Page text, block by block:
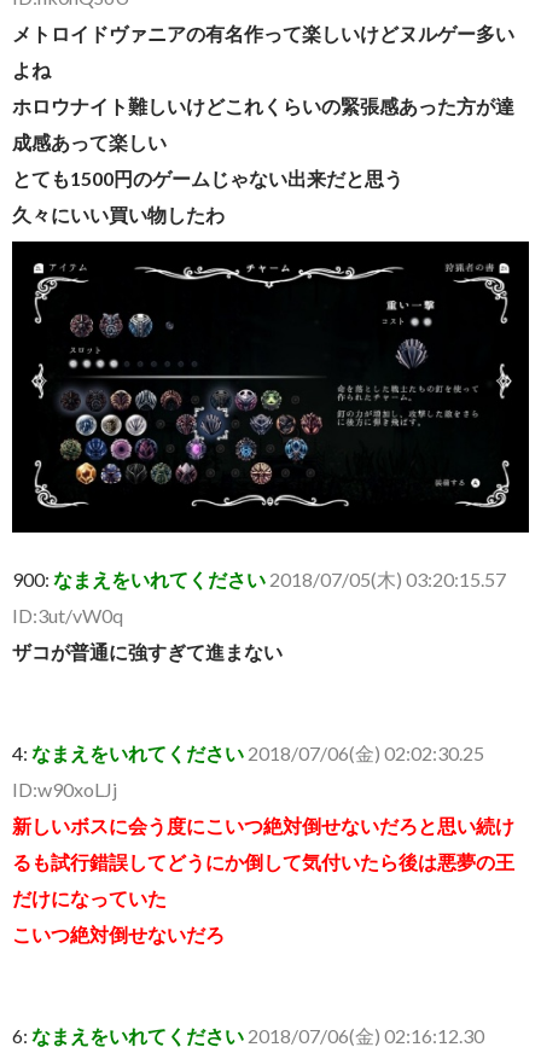
メトロイドヴァニアの有名作って楽しいけどヌルゲー多い
よね
ホロウナイト難しいけどこれくらいの緊張感あった方が達
成感あって楽しい
とても1500円のゲームじゃない出来だと思う
久々にいい買い物したわ
900: なまえをいれてください 2018/07/05(木) 03:20:15.57
ID:3ut/vW0q
ザコが普通に強すぎて進まない
4: なまえをいれてください 2018/07/06(金) 02:02:30.25
ID:w90xoLJj
新しいボスに会う度にこいつ絶対倒せないだろと思い続け
るも試行錯誤してどうにか倒して気付いたら後は悪夢の王
だけになっていた
こいつ絶対倒せないだろ
6: なまえをいれてください 2018/07/06(金) 02:16:12.30